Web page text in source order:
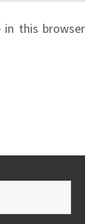
in this browser